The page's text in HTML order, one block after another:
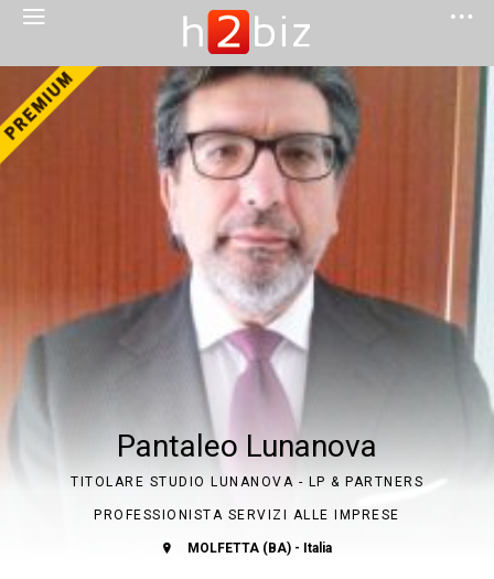
Pantaleo Lunanova
TITOLARE STUDIO LUNANOVA - LP & PARTNERS
PROFESSIONISTA SERVIZI ALLE IMPRESE
MOLFETTA (BA) - Italia